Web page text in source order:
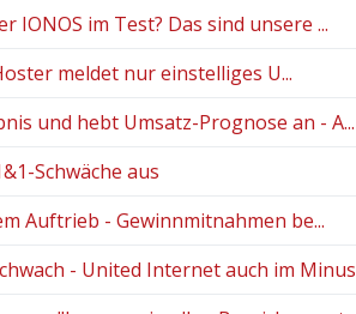
IONOS im Test? Das sind unsere ...
meldet nur einstelliges U...
und hebt Umsatz-Prognose an - A...
Schwäche aus
Auftrieb - Gewinnmitnahmen be...
- United Internet auch im Minus